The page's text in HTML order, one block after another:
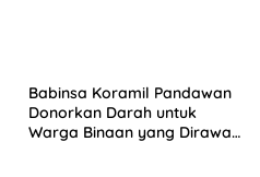
Babinsa Koramil Pandawan
Donorkan Darah untuk
Warga Binaan yang Dirawat